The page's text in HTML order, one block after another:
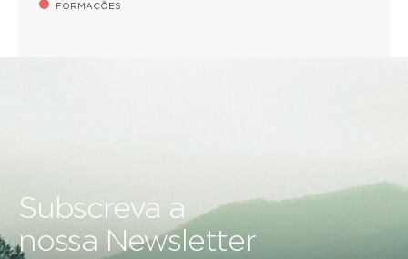
FORMAÇÕES
Subscreva a
nossa Newsletter